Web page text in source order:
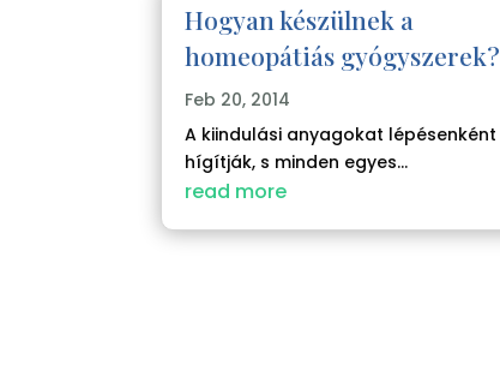
Hogyan készülnek a
homeopátiás gyógyszerek?
Feb 20, 2014
A kiindulási anyagokat lépésenként
hígítják, s minden egyes...
read more